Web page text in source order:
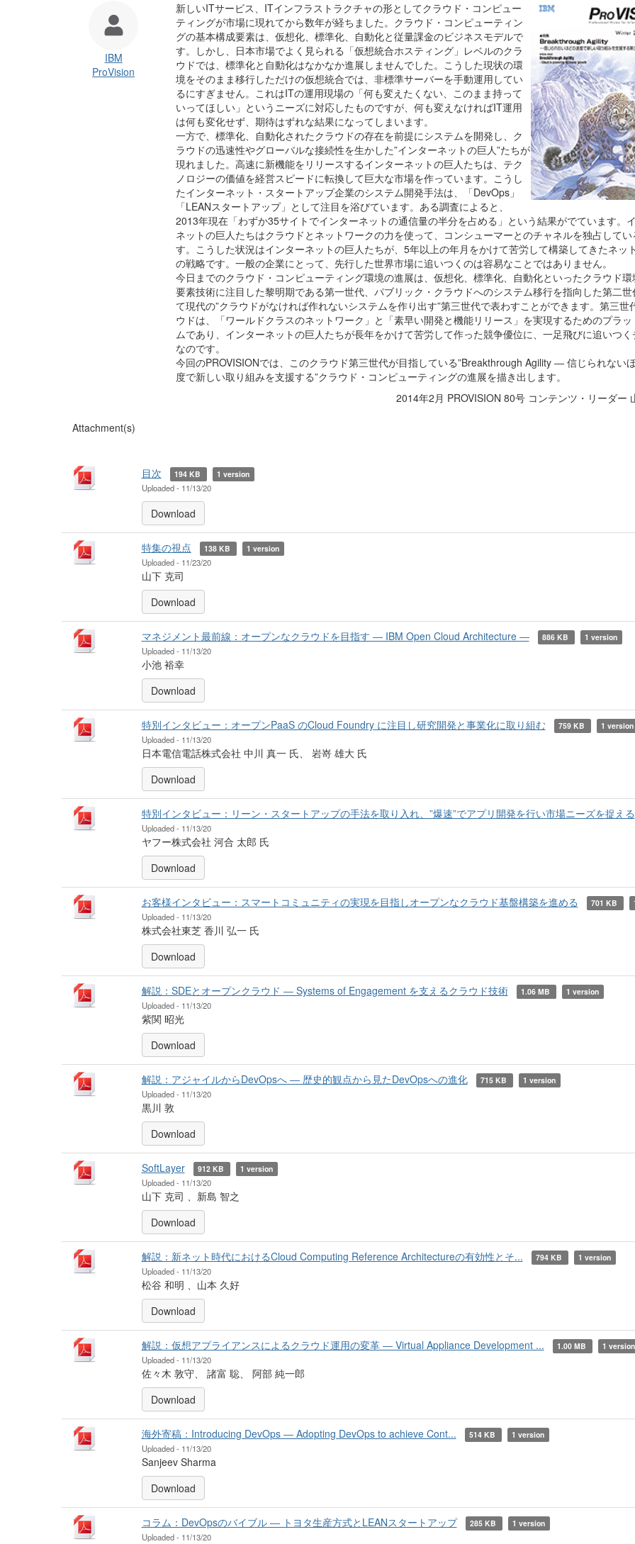
IBM
ProVision
新しいITサービス、ITインフラストラクチャの形としてクラウド・コンピュー
ティングが市場に現れてから数年が経ちました。クラウド・コンピューティン
グの基本構成要素は、仮想化、標準化、自動化と従量課金のビジネスモデルで
す。しかし、日本市場でよく見られる「仮想統合ホスティング」レベルのクラ
ウドでは、標準化と自動化はなかなか進展しませんでした。こうした現状の環
境をそのまま移行しただけの仮想統合では、非標準サーバーを手動運用してい
るにすぎません。これはITの運用現場の「何も変えたくない、このまま持って
いってほしい」というニーズに対応したものですが、何も変えなければIT運用
は何も変化せず、期待はずれな結果になってしまいます。
一方で、標準化、自動化されたクラウドの存在を前提にシステムを開発し、ク
ラウドの迅速性やグローバルな接続性を生かした”インターネットの巨人”たちが
現れました。高速に新機能をリリースするインターネットの巨人たちは、テク
ノロジーの価値を経営スピードに転換して巨大な市場を作っています。こうし
たインターネット・スタートアップ企業のシステム開発手法は、「DevOps」
「LEANスタートアップ」として注目を浴びています。ある調査によると、
2013年現在「わずか35サイトでインターネットの通信量の半分を占める」という結果がでています。
ネットの巨人たちはクラウドとネットワークの力を使って、コンシューマーとのチャネルを独占して
す。こうした状況はインターネットの巨人たちが、5年以上の年月をかけて苦労して構築してきたネッ
の戦略です。一般の企業にとって、先行した世界市場に追いつくのは容易なことではありません。
今日までのクラウド・コンピューティング環境の進展は、仮想化、標準化、自動化といったクラウド環
要素技術に注目した黎明期である第一世代、パブリック・クラウドへのシステム移行を指向した第二世
て現代の”クラウドがなければ作れないシステムを作り出す”第三世代で表わすことができます。第三世
ウドは、「ワールドクラスのネットワーク」と「素早い開発と機能リリース」を実現するためのプラッ
ムであり、インターネットの巨人たちが長年をかけて苦労して作った競争優位に、一足飛びに追いつく
なのです。
今回のPROVISIONでは、このクラウド第三世代が目指している”Breakthrough Agility ― 信じられない
度で新しい取り組みを支援する”クラウド・コンピューティングの進展を描き出します。
2014年2月 PROVISION 80号 コンテンツ・リーダー
Attachment(s)
目次
194 KB 1 version
Uploaded - 11/13/20
Download
特集の視点 138 KB 1 version
Uploaded - 11/23/20
山下 克司
Download
マネジメント最前線：オープンなクラウドを目指す ― IBM Open Cloud Architecture ― 886 KB 1 version
Uploaded - 11/13/20
小池 裕幸
Download
特別インタビュー：オープンPaaS のCloud Foundry に注目し研究開発と事業化に取り組む 759 KB 1 version
Uploaded - 11/13/20
日本電信電話株式会社 中川 真一 氏、 岩嵜 雄大 氏
Download
特別インタビュー：リーン・スタートアップの手法を取り入れ、”爆速”でアプリ開発を行い市場ニーズを捉える
Uploaded - 11/13/20
ヤフー株式会社 河合 太郎 氏
Download
お客様インタビュー：スマートコミュニティの実現を目指しオープンなクラウド基盤構築を進める 701 KB
Uploaded - 11/13/20
株式会社東芝 香川 弘一 氏
Download
解説：SDEとオープンクラウド ― Systems of Engagement を支えるクラウド技術 1.06 MB 1 version
Uploaded - 11/13/20
紫関 昭光
Download
解説：アジャイルからDevOpsへ ― 歴史的観点から見たDevOpsへの進化 715 KB 1 version
Uploaded - 11/13/20
黒川 敦
Download
SoftLayer 912 KB 1 version
Uploaded - 11/13/20
山下 克司 、新島 智之
Download
解説：新ネット時代におけるCloud Computing Reference Architectureの有効性とそ... 794 KB 1 version
Uploaded - 11/13/20
松谷 和明 、山本 久好
Download
解説：仮想アプライアンスによるクラウド運用の変革 ― Virtual Appliance Development ... 1.00 MB 1 version
Uploaded - 11/13/20
佐々木 敦守、 諸富 聡、 阿部 純一郎
Download
海外寄稿：Introducing DevOps ― Adopting DevOps to achieve Cont... 514 KB 1 version
Uploaded - 11/13/20
Sanjeev Sharma
Download
コラム：DevOpsのバイブル ― トヨタ生産方式とLEANスタートアップ 285 KB 1 version
Uploaded - 11/13/20